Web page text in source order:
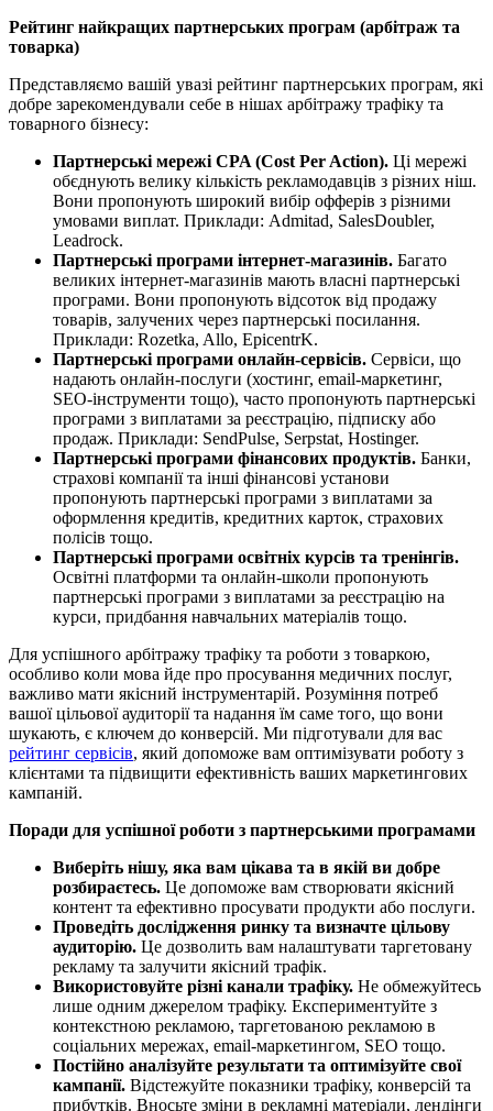
Рейтинг найкращих партнерських програм (арбітраж та
товарка)
Представляємо вашій увазі рейтинг партнерських програм, які
добре зарекомендували себе в нішах арбітражу трафіку та
товарного бізнесу:
Партнерські мережі CPA (Cost Per Action). Ці мережі
обєднують велику кількість рекламодавців з різних ніш.
Вони пропонують широкий вибір офферів з різними
умовами виплат. Приклади: Admitad, SalesDoubler,
Leadrock.
Партнерські програми інтернет-магазинів. Багато
великих інтернет-магазинів мають власні партнерські
програми. Вони пропонують відсоток від продажу
товарів, залучених через партнерські посилання.
Приклади: Rozetka, Allo, EpicentrK.
Партнерські програми онлайн-сервісів. Сервіси, що
надають онлайн-послуги (хостинг, email-маркетинг,
SEO-інструменти тощо), часто пропонують партнерські
програми з виплатами за реєстрацію, підписку або
продаж. Приклади: SendPulse, Serpstat, Hostinger.
Партнерські програми фінансових продуктів. Банки,
страхові компанії та інші фінансові установи
пропонують партнерські програми з виплатами за
оформлення кредитів, кредитних карток, страхових
полісів тощо.
Партнерські програми освітніх курсів та тренінгів.
Освітні платформи та онлайн-школи пропонують
партнерські програми з виплатами за реєстрацію на
курси, придбання навчальних матеріалів тощо.
Для успішного арбітражу трафіку та роботи з товаркою,
особливо коли мова йде про просування медичних послуг,
важливо мати якісний інструментарій. Розуміння потреб
вашої цільової аудиторії та надання їм саме того, що вони
шукають, є ключем до конверсій. Ми підготували для вас
рейтинг сервісів, який допоможе вам оптимізувати роботу з
клієнтами та підвищити ефективність ваших маркетингових
кампаній.
Поради для успішної роботи з партнерськими програмами
Виберіть нішу, яка вам цікава та в якій ви добре
розбираєтесь. Це допоможе вам створювати якісний
контент та ефективно просувати продукти або послуги.
Проведіть дослідження ринку та визначте цільову
аудиторію. Це дозволить вам налаштувати таргетовану
рекламу та залучити якісний трафік.
Використовуйте різні канали трафіку. Не обмежуйтесь
лише одним джерелом трафіку. Експериментуйте з
контекстною рекламою, таргетованою рекламою в
соціальних мережах, email-маркетингом, SEO тощо.
Постійно аналізуйте результати та оптимізуйте свої
кампанії. Відстежуйте показники трафіку, конверсій та
прибутків. Вносьте зміни в рекламні матеріали, лендінги